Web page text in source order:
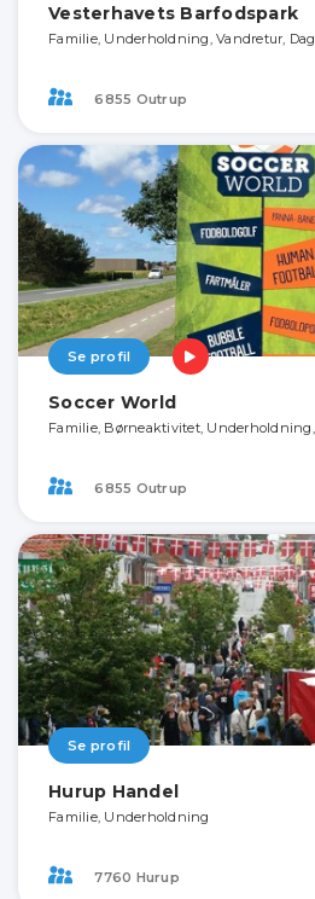
Vesterhavets Barfodspark
Familie, Underholdning, Vandretur,
6855 Outrup
Se profil
Soccer World
Familie, Børneaktivitet,
6855 Outrup
Se profil
Hurup Handel
Familie, Underholdning
7760 Hurup